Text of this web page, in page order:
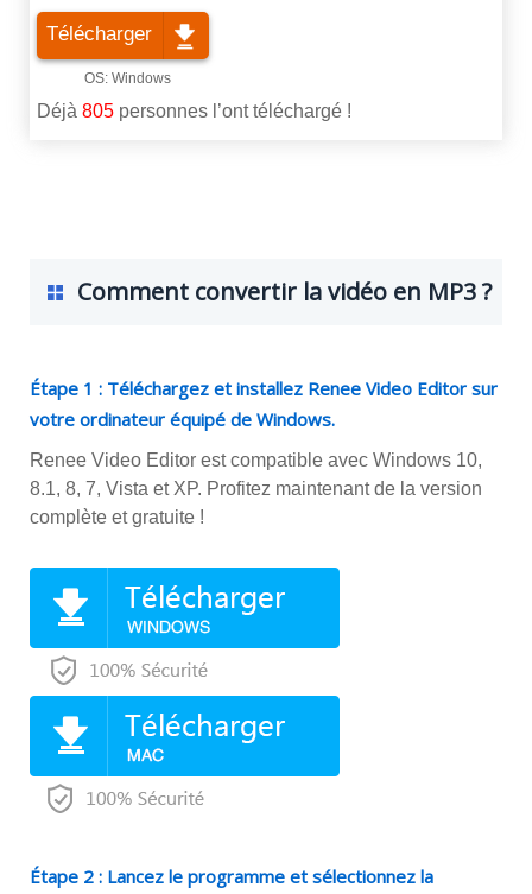
Télécharger
Déjà 805 personnes l’ont téléchargé !
Comment convertir la vidéo en MP3 ?
Étape 1 : Téléchargez et installez Renee Video Editor sur
votre ordinateur équipé de Windows.
Renee Video Editor est compatible avec Windows 10,
8.1, 8, 7, Vista et XP. Profitez maintenant de la version
complète et gratuite !
Étape 2 : Lancez le programme et sélectionnez la